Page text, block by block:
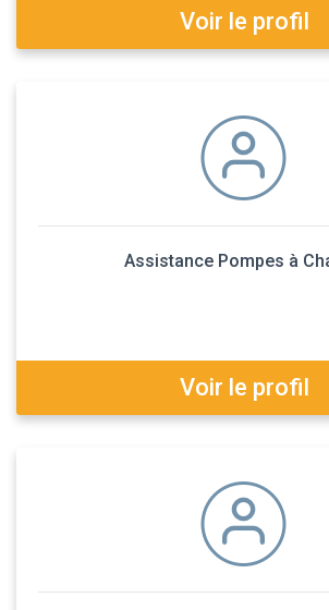
Voir le profil
Assistance Pompes à
Voir le profil